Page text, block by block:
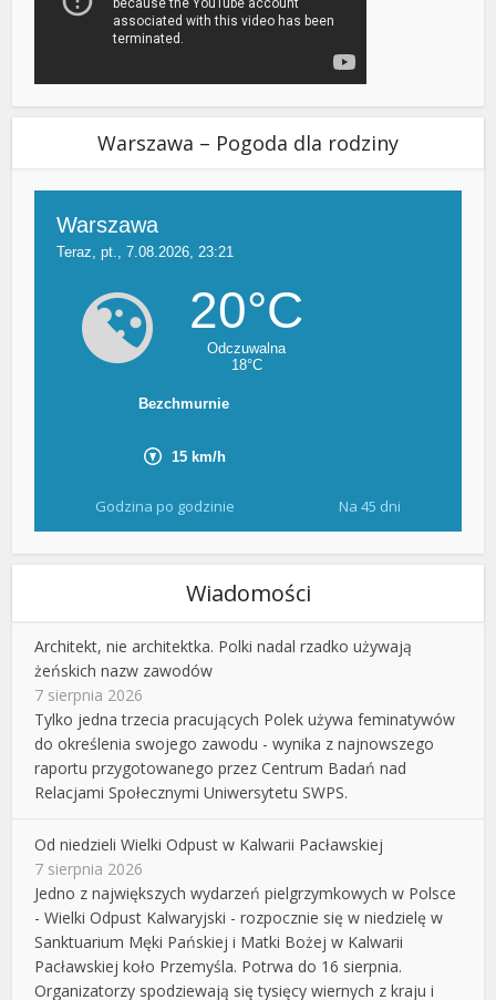
Warszawa – Pogoda dla rodziny
Godzina po godzinie Na 45 dni
Wiadomości
Architekt, nie architektka. Polki nadal rzadko używają
żeńskich nazw zawodów
7 sierpnia 2026
Tylko jedna trzecia pracujących Polek używa feminatywów
do określenia swojego zawodu - wynika z najnowszego
raportu przygotowanego przez Centrum Badań nad
Relacjami Społecznymi Uniwersytetu SWPS.
Od niedzieli Wielki Odpust w Kalwarii Pacławskiej
7 sierpnia 2026
Jedno z największych wydarzeń pielgrzymkowych w Polsce
- Wielki Odpust Kalwaryjski - rozpocznie się w niedzielę w
Sanktuarium Męki Pańskiej i Matki Bożej w Kalwarii
Pacławskiej koło Przemyśla. Potrwa do 16 sierpnia.
Organizatorzy spodziewają się tysięcy wiernych z kraju i